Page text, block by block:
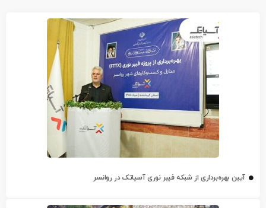
آیین بهره‌برداری از شبکه فیبر نوری آسیاتک در روانسر